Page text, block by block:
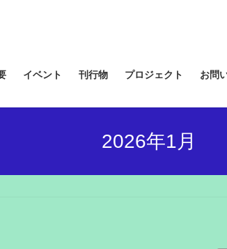
イベント 刊行物 プロジェクト お問
2026年1月